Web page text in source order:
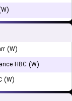
(W)
HBC (W)
(W)